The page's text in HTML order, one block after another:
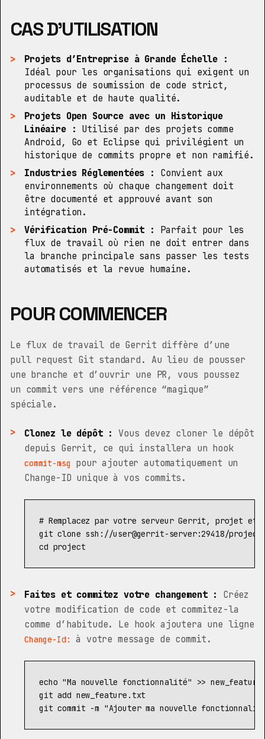
CAS D’UTILISATION
Projets d’Entreprise à Grande Échelle :
Idéal pour les organisations qui exigent un
processus de soumission de code strict,
auditable et de haute qualité.
Projets Open Source avec un Historique
Linéaire : Utilisé par des projets comme
Android, Go et Eclipse qui privilégient un
historique de commits propre et non ramifié.
Industries Réglementées :
Convient aux
environnements où chaque changement doit
être documenté et approuvé avant son
intégration.
Vérification Pré-Commit :
Parfait pour les
flux de travail où rien ne doit entrer dans
la branche principale sans passer les tests
automatisés et la revue humaine.
POUR COMMENCER
Le flux de travail de Gerrit diffère d’une
pull request Git standard. Au lieu de pousser
une branche et d’ouvrir une PR, vous poussez
un commit vers une référence “magique”
spéciale.
Clonez le dépôt :
Vous devez cloner le dépôt
depuis Gerrit, ce qui installera un hook
commit-msg
pour ajouter automatiquement un
Change-ID unique à vos commits.
# Remplacez par votre serveur Gerrit, projet
cd
Faites et commitez votre changement :
Créez
votre modification de code et commitez-la
comme d’habitude. Le hook ajoutera une ligne
Change-Id: à votre message de commit.
echo "Ma nouvelle fonctionnalité" >>
git add new_feature.txt
git commit -m "Ajouter ma nouvelle